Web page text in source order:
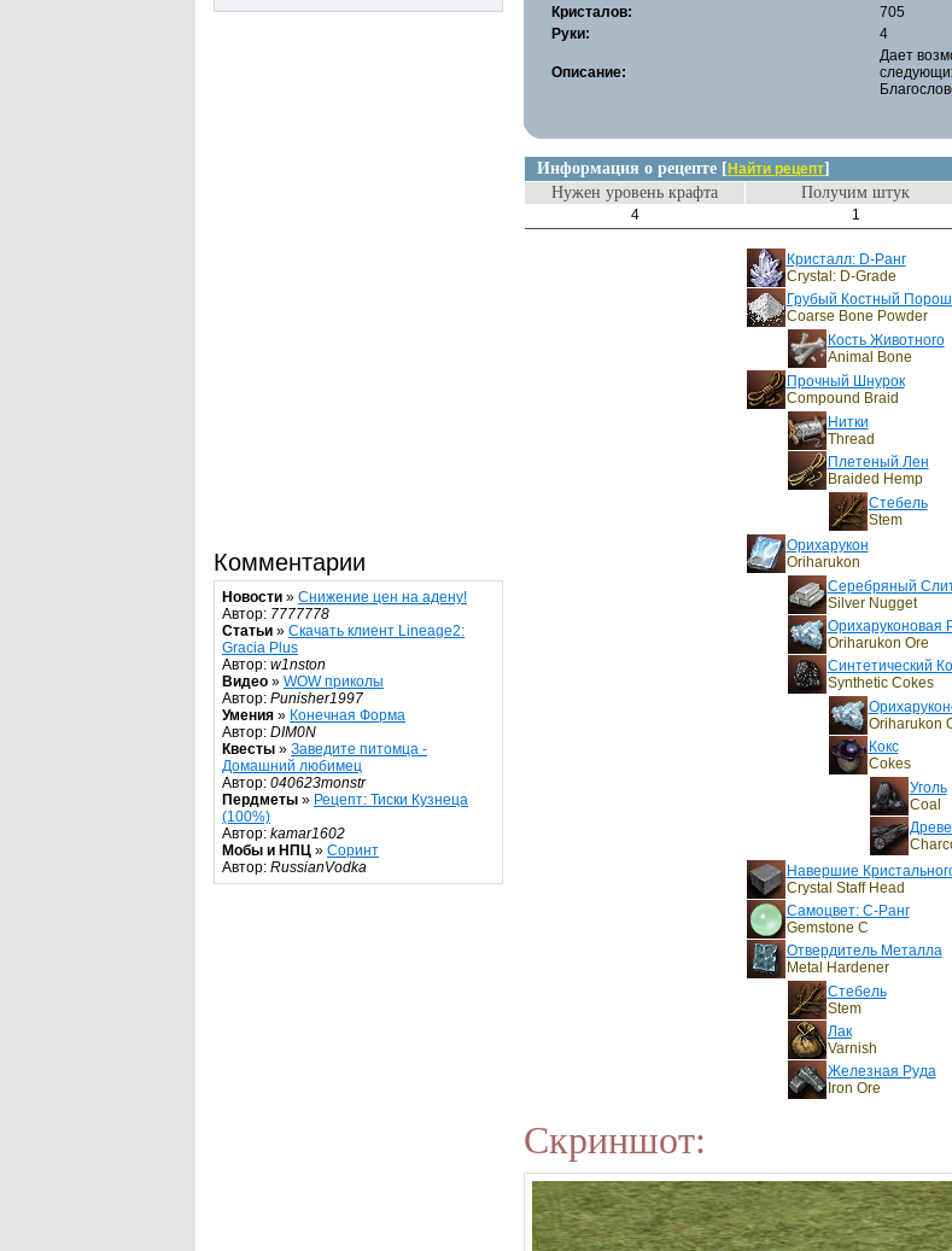
Комментарии
Новости » Снижение цен на адену!
Автор: 7777778
Статьи » Скачать клиент Lineage2:
Gracia Plus
Автор: w1nston
Видео » WOW приколы
Автор: Punisher1997
Умения » Конечная Форма
Автор: DIM0N
Квесты » Заведите питомца -
Домашний любимец
Автор: 040623monstr
Пердметы » Рецепт: Тиски Кузнеца
(100%)
Автор: kamar1602
Мобы и НПЦ » Соринт
Автор: RussianVodka
Кристалов:
705
Руки:
4
Описание:
Дает
Информация о рецепте [ Найти рецепт]
Нужен уровень крафта
Получим штук
4 1
Кристалл: D-Ранг
Crystal: D-Grade
Грубый Костный
Coarse Bone Powder
Кость Животного
Animal Bone
Прочный Шнурок
Compound Braid
Нитки
Thread
Плетеный Лен
Braided Hemp
Стебель
Stem
Орихарукон
Oriharukon
Серебряный
Silver Nugget
Орихаруконовая
Oriharukon Ore
Синтетический
Synthetic Cokes
Oriharukon
Кокс
Cokes
Уголь
Coal
Навершие
Crystal Staff Head
Самоцвет: C-Ранг
Gemstone C
Отвердитель Металла
Metal Hardener
Стебель
Stem
Лак
Varnish
Железная Руда
Iron Ore
Скриншот: